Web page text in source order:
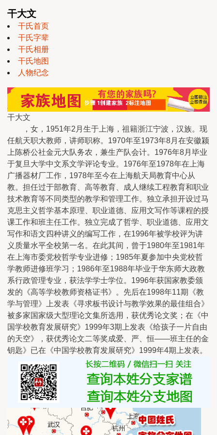
干大文
干氏首页
干氏字辈
干氏相册
干氏地图
人物纪念
干大文
，女，1951年2月生于上海，祖籍浙江宁波，汉族。现
任航天职大教师，讲师职称。1970年至1973年8月在安徽颍
上陈桥公社金元大队务农，兼生产队会计。1976年8月毕业
于复旦大学中文系文学评论专业。1976年至1978年在上海
广播器材厂工作，1978年至今在上海航天局教育中心从
教。担任过于部教育、高等教育、成人继续工程教育和职业
技术教育等不同类型的教学和管理工作。独立承担开设过马
克思主义哲学基本原理、职业道德、应用文写作等课程的授
课工作和班主任工作。独立完成了哲学、职业道德、应用文
写作和语文四种讲义的编写工作，在1996年被学校评为讲
义质量水平全校第一名。在此其间，曾于1980年至1981年
在上海市委党校哲学专业进修；1985年夏参加中央党校哲
学教师进修班学习；1986年至1988年毕业于华东师大政教
系行政管理专业，获法学学士学位。1996年获国家教委颁
发的《高等学校教师资格证书》。先后在1998年11期《教
学与管理》上发表《寻求板书设计与教学效果的最佳组合》
被多家国家级大型理论文集所选用，获优秀论文奖；在《中
国学校教育发展研究》1999年3期上发表《给孩子一片自由
的天空》，获优秀论文二等奖成爱、严、恒——班主任的金
钥匙》已在《中国学校教育发展研究》1999年4期上发表。